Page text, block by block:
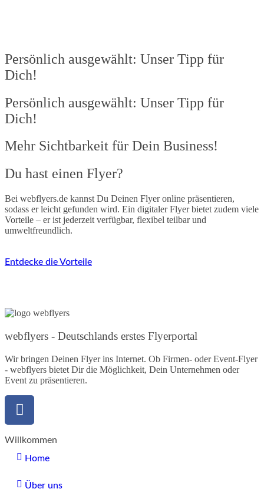
Persönlich ausgewählt: Unser Tipp für
Dich!
Persönlich ausgewählt: Unser Tipp für
Dich!
Mehr Sichtbarkeit für Dein Business!​
Du hast einen Flyer?
Bei webflyers.de kannst Du Deinen Flyer online präsentieren,
sodass er leicht gefunden wird. Ein digitaler Flyer bietet zudem viele
Vorteile – er ist jederzeit verfügbar, flexibel teilbar und
umweltfreundlich.
Entdecke die Vorteile
webflyers - Deutschlands erstes Flyerportal
Wir bringen Deinen Flyer ins Internet. Ob Firmen- oder Event-Flyer
- webflyers bietet Dir die Möglichkeit, Dein Unternehmen oder
Event zu präsentieren.
Willkommen
Home
Über uns